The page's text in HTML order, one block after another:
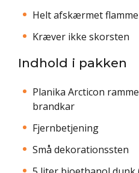
Helt afskærmet flamme
Kræver ikke skorsten
Indhold i pakken
Planika Arcticon
brandkar
Fjernbetjening
Små dekorationssten